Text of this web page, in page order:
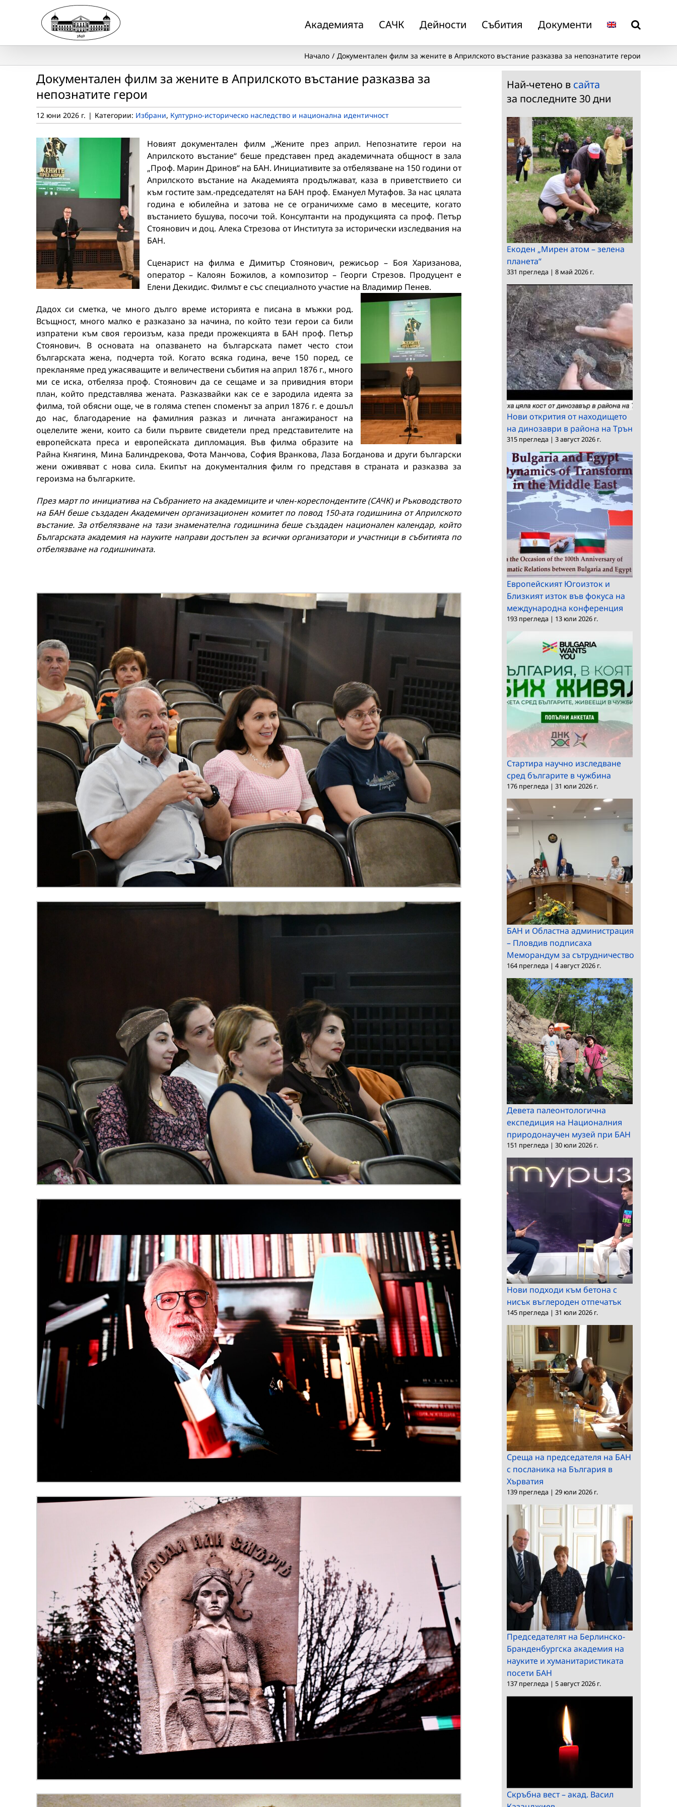
Академията САЧК Дейности Събития Документи
Начало Документален филм за жените в Априлското въстание разказва за непознатите герои
Документален филм за жените в Априлското въстание разказва за
непознатите герои
12 юни 2026 г. | Категории: Избрани, Културно-историческо наследство и национална идентичност
Новият документален филм „Жените през април. Непознатите герои на
Априлското въстание“ беше представен пред академичната общност в зала
„Проф. Марин Дринов“ на БАН. Инициативите за отбелязване на 150 години от
Априлското въстание на Академията продължават, каза в приветствието си
към гостите зам.-председателят на БАН проф. Емануел Мутафов. За нас цялата
година е юбилейна и затова не се ограничихме само в месеците, когато
въстанието бушува, посочи той. Консултанти на продукцията са проф. Петър
Стоянович и доц. Алека Стрезова от Института за исторически изследвания на
БАН.
Сценарист на филма е Димитър Стоянович, режисьор – Боя Харизанова,
оператор – Калоян Божилов, а композитор – Георги Стрезов. Продуцент е
Елени Декидис. Филмът е със специалното участие на Владимир Пенев.
Дадох си сметка, че много дълго време историята е писана в мъжки род.
Всъщност, много малко е разказано за начина, по който тези герои са били
изпратени към своя героизъм, каза преди прожекцията в БАН проф. Петър
Стоянович. В основата на опазването на българската памет често стои
българската жена, подчерта той. Когато всяка година, вече 150 поред, се
прекланяме пред ужасяващите и величествени събития на април 1876 г., много
ми се иска, отбеляза проф. Стоянович да се сещаме и за привидния втори
план, който представлява жената. Разказвайки как се е зародила идеята за
филма, той обясни още, че в голяма степен споменът за април 1876 г. е дошъл
до нас, благодарение на фамилния разказ и личната ангажираност на
оцелелите жени, които са били първите свидетели пред представителите на
европейската преса и европейската дипломация. Във филма образите на
Райна Княгиня, Мина Балиндрекова, Фота Манчова, София Вранкова, Лаза Богданова и други български
жени оживяват с нова сила. Екипът на документалния филм го представя в страната и разказва за
героизма на българките.
През март по инициатива на Събранието на академиците и член-кореспондентите (САЧК) и Ръководството
на БАН беше създаден Академичен организационен комитет по повод 150-ата годишнина от Априлското
въстание. За отбелязване на тази знаменателна годишнина беше създаден национален календар, който
Българската академия на науките направи достъпен за всички организатори и участници в събитията по
отбелязване на годишнината.
Най-четено в сайта
за последните 30 дни
Екоден „Мирен атом – зелена
планета“
331 прегледа | 8 май 2026 г.
Нови открития от находището
на динозаври в района на Трън
315 прегледа | 3 август 2026 г.
Европейският Югоизток и
Близкият изток във фокуса на
международна конференция
193 прегледа | 13 юли 2026 г.
Стартира научно изследване
сред българите в чужбина
176 прегледа | 31 юли 2026 г.
БАН и Областна администрация
– Пловдив подписаха
Меморандум за сътрудничество
164 прегледа | 4 август 2026 г.
Девета палеонтологична
експедиция на Националния
природонаучен музей при БАН
151 прегледа | 30 юли 2026 г.
Нови подходи към бетона с
нисък въглероден отпечатък
145 прегледа | 31 юли 2026 г.
Среща на председателя на БАН
с посланика на България в
Хърватия
139 прегледа | 29 юли 2026 г.
Председателят на Берлинско-
Бранденбургска академия на
науките и хуманитаристиката
посети БАН
137 прегледа | 5 август 2026 г.
Скръбна вест – акад. Васил